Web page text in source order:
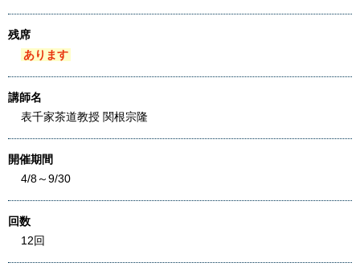
残席
あります
講師名
表千家茶道教授 関根宗隆
開催期間
4/8～9/30
回数
12回